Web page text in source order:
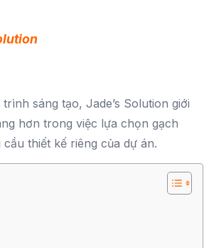
sáng tạo, Jade’s Solution giới
hơn trong việc lựa chọn gạch
thiết kế riêng của dự án.